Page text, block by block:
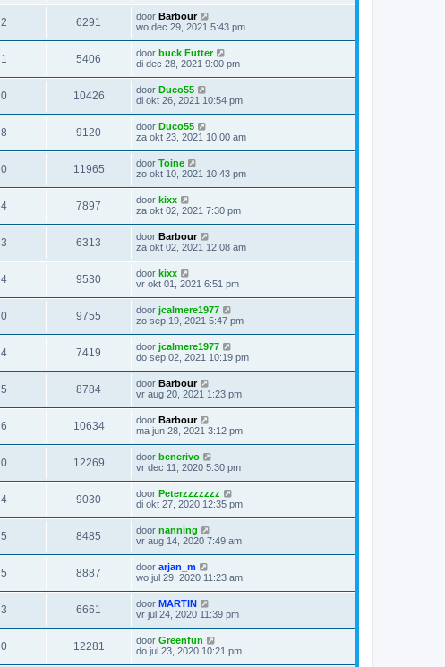
2 6291 door Barbour
wo dec 29, 2021 5:43 pm
1 5406 door buck Futter
di dec 28, 2021 9:00 pm
0 10426 door Duco55
di okt 26, 2021 10:54 pm
8 9120 door Duco55
za okt 23, 2021 10:00 am
0 11965 door Toine
zo okt 10, 2021 10:43 pm
4 7897 door kixx
za okt 02, 2021 7:30 pm
3 6313 door Barbour
za okt 02, 2021 12:08 am
4 9530 door kixx
vr okt 01, 2021 6:51 pm
0 9755 door jcalmere1977
zo sep 19, 2021 5:47 pm
4 7419 door jcalmere1977
do sep 02, 2021 10:19 pm
5 8784 door Barbour
vr aug 20, 2021 1:23 pm
6 10634 door Barbour
ma jun 28, 2021 3:12 pm
0 12269 door benerivo
vr dec 11, 2020 5:30 pm
4 9030 door Peterzzzzzzz
di okt 27, 2020 12:35 pm
5 8485 door nanning
vr aug 14, 2020 7:49 am
5 8887 door arjan_m
wo jul 29, 2020 11:23 am
3 6661 door MARTIN
vr jul 24, 2020 11:39 pm
0 12281 door Greenfun
do jul 23, 2020 10:21 pm